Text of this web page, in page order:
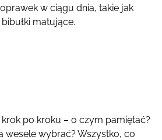
w ciągu dnia, takie jak
matujące.
po kroku – o czym pamiętać?
wesele wybrać? Wszystko, co